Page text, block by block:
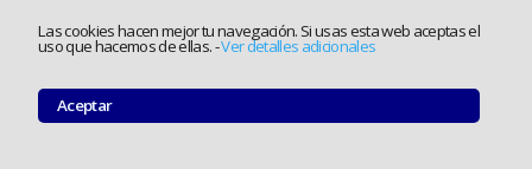
Las cookies hacen mejor tu navegación. Si usas esta web aceptas el
uso que hacemos de ellas.-Ver detalles adicionales
Aceptar